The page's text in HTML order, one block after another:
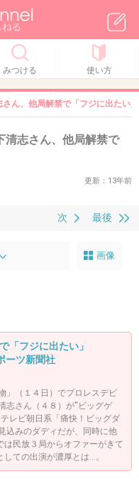
みつける 使い方
ん、他局解禁で「フジに出たい」
清志さん、他局解禁で
更新：13年前
最後
次
画像
「フジに出たい」
ーツ新聞社
」（１４日）でプロレスデビ
志さん（４８）が“ビッグゲ
レビ朝日系「痛快！ビッグダ
込みのダディだが、同時に他
は民放３局からオファーがきて
ての出演が濃厚とは…。